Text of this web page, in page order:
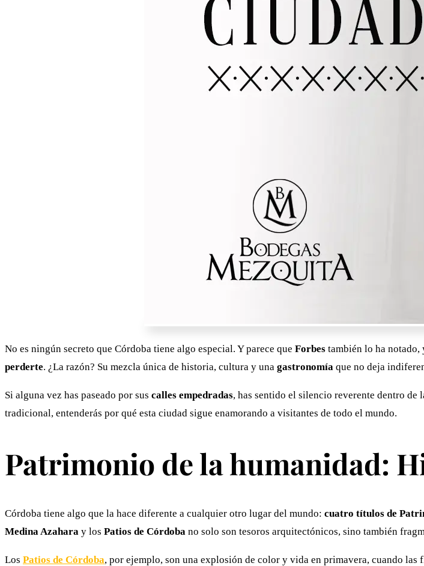
No es ningún secreto que Córdoba tiene algo especial. Y parece que Forbes también lo ha notado,
perderte. ¿La razón? Su mezcla única de historia, cultura y una gastronomía que no deja
Si alguna vez has paseado por sus calles empedradas, has sentido el silencio reverente dentro de
tradicional, entenderás por qué esta ciudad sigue enamorando a visitantes de todo el mundo.
Patrimonio de la humanidad:
Córdoba tiene algo que la hace diferente a cualquier otro lugar del mundo: cuatro títulos de
Medina Azahara y los Patios de Córdoba no solo son tesoros arquitectónicos, sino también
Los Patios de Córdoba, por ejemplo, son una explosión de color y vida en primavera, cuando